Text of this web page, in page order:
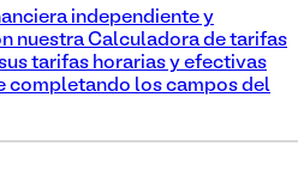
independiente y
nuestra Calculadora de tarifas
tarifas horarias y efectivas
completando los campos del